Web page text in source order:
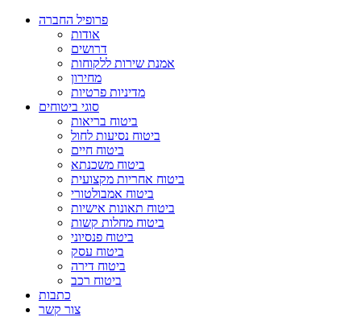
פרופיל החברה
אודות
דרושים
אמנת שירות ללקוחות
מחירון
מדיניות פרטיות
סוגי ביטוחים
ביטוח בריאות
ביטוח נסיעות לחול
ביטוח חיים
ביטוח משכנתא
ביטוח אחריות מקצועית
ביטוח אמבולטורי
ביטוח תאונות אישיות
ביטוח מחלות קשות
ביטוח פנסיוני
ביטוח עסק
ביטוח דירה
ביטוח רכב
כתבות
צור קשר